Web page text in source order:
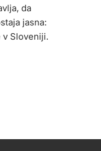
da
jasna:
Sloveniji.